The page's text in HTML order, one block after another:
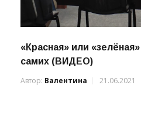
«Красная» или
самих (ВИДЕО)
Автор: Валентина 21.06.2021